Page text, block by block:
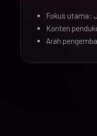
Fokus utama:
Konten
Arah